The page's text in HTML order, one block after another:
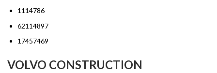
1114786
62114897
17457469
VOLVO CONSTRUCTION